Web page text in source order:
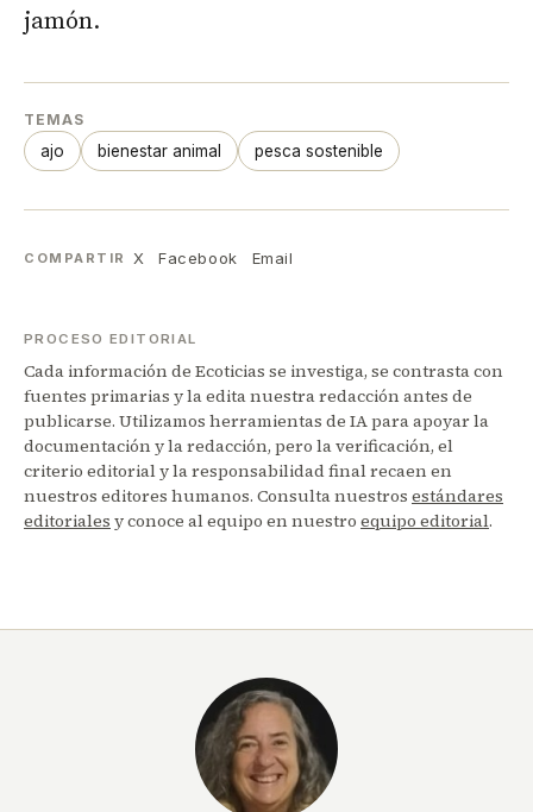
jamón.
TEMAS
ajo bienestar animal pesca sostenible
COMPARTIR X Facebook Email
PROCESO EDITORIAL
Cada información de Ecoticias se investiga, se contrasta con
fuentes primarias y la edita nuestra redacción antes de
publicarse. Utilizamos herramientas de IA para apoyar la
documentación y la redacción, pero la verificación, el
criterio editorial y la responsabilidad final recaen en
nuestros editores humanos. Consulta nuestros estándares
editoriales y conoce al equipo en nuestro equipo editorial.